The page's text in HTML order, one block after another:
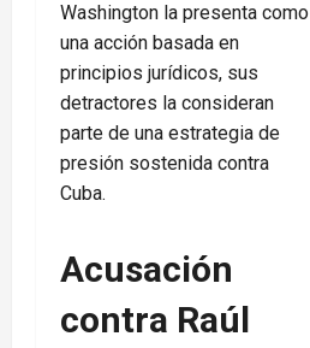
Washington la presenta como
una acción basada en
principios jurídicos, sus
detractores la consideran
parte de una estrategia de
presión sostenida contra
Cuba.
Acusación
contra Raúl